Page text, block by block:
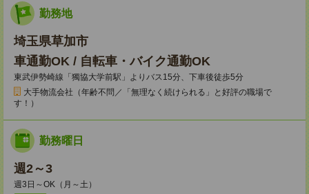
勤務地
埼玉県草加市
車通勤OK / 自転車・バイク通勤OK
東武伊勢崎線「獨協大学前駅」よりバス15分、下車後徒歩5分
大手物流会社（年齢不問／「無理なく続けられる」と好評の職場で
す！）
勤務曜日
週2～3
週3日～OK（月～土）